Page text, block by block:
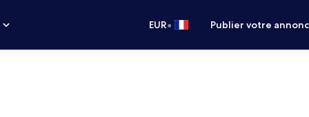
EUR• Publier votre